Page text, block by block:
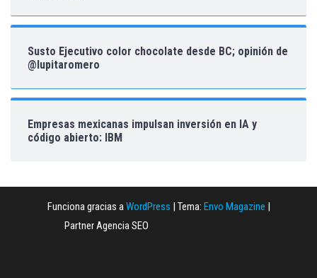
Susto Ejecutivo color chocolate desde BC; opinión de
@lupitaromero
Empresas mexicanas impulsan inversión en IA y
código abierto: IBM
Funciona gracias aWordPress Tema: Envo Magazine
Partner Agencia SEO